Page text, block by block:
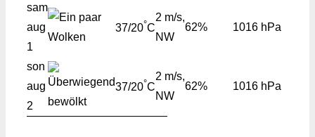
sam
aug
1
37/20°C
2 m/s,
NW
62% 1016 hPa
son
aug
2
37/20°C
2 m/s,
NW
62% 1016 hPa